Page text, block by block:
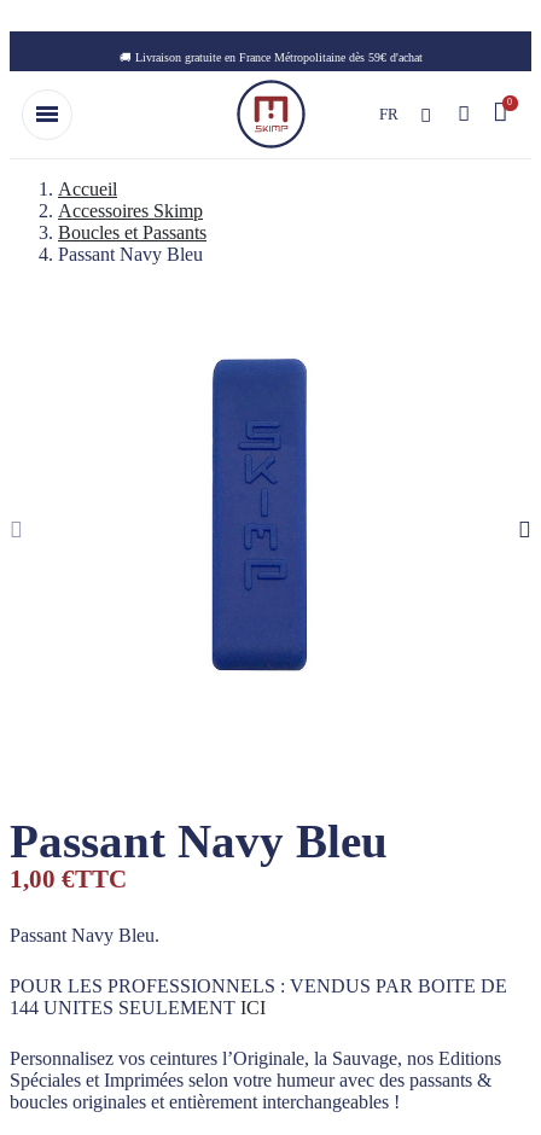
🚚 Livraison gratuite en France Métropolitaine dès 59€ d'achat
FR
Accueil
Accessoires Skimp
Boucles et Passants
Passant Navy Bleu
Passant Navy Bleu
1,00 €TTC
Passant Navy Bleu.
POUR LES PROFESSIONNELS : VENDUS PAR BOITE DE
144 UNITES SEULEMENT ICI
Personnalisez vos ceintures l’Originale, la Sauvage, nos Editions
Spéciales et Imprimées selon votre humeur avec des passants &
boucles originales et entièrement interchangeables !